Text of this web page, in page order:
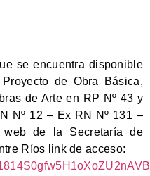
se encuentra disponible
de Obra Básica,
de Arte en RP Nº 43 y
Nº 12 – Ex RN Nº 131 –
de la Secretaría de
Ríos link de acceso: